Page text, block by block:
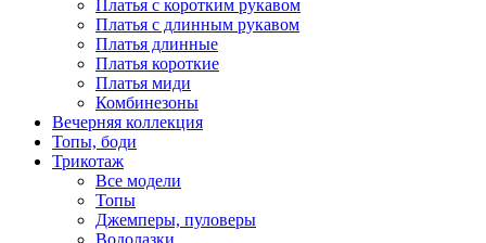
Платья с коротким рукавом
Платья с длинным рукавом
Платья длинные
Платья короткие
Платья миди
Комбинезоны
Вечерняя коллекция
Топы, боди
Трикотаж
Все модели
Топы
Джемперы, пуловеры
Водолазки